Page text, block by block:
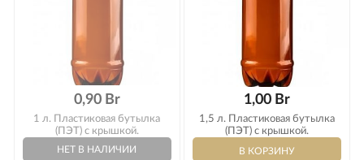
0,90 Br
1 л. Пластиковая бутылка
(ПЭТ) с крышкой.
1,00 Br
1,5 л. Пластиковая бутылка
(ПЭТ) с крышкой.